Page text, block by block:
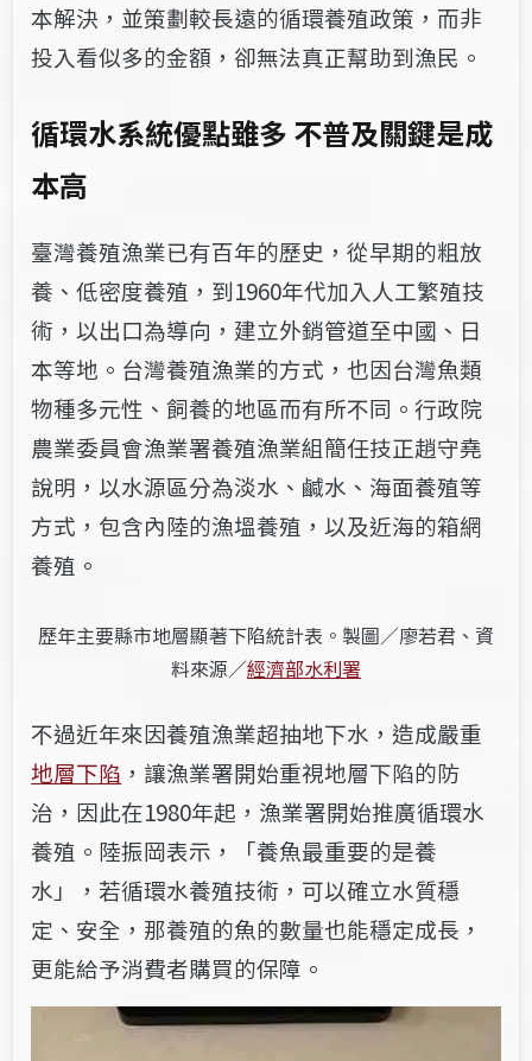
本解決，並策劃較長遠的循環養殖政策，而非
投入看似多的金額，卻無法真正幫助到漁民。
循環水系統優點雖多 不普及關鍵是成
本高
臺灣養殖漁業已有百年的歷史，從早期的粗放
養、低密度養殖，到1960年代加入人工繁殖技
術，以出口為導向，建立外銷管道至中國、日
本等地。台灣養殖漁業的方式，也因台灣魚類
物種多元性、飼養的地區而有所不同。行政院
農業委員會漁業署養殖漁業組簡任技正趙守堯
說明，以水源區分為淡水、鹹水、海面養殖等
方式，包含內陸的漁塭養殖，以及近海的箱網
養殖。
歷年主要縣市地層顯著下陷統計表。製圖／廖若君、資
料來源／經濟部水利署
不過近年來因養殖漁業超抽地下水，造成嚴重
地層下陷 ，讓漁業署開始重視地層下陷的防
治 ，因此在1980年起 ，漁業署開始推廣循環水
養殖 。 陸振岡表示，「養魚最重要的是養
水」，若循環水養殖技術，可以確立水質穩
定、安全，那養殖的魚的數量也能穩定成長，
更能給予消費者購買的保障。